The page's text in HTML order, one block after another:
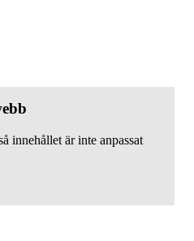
innehållet är inte anpassat